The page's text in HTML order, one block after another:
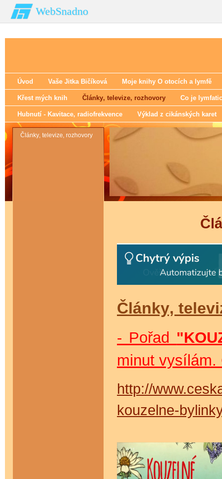
WebSnadno
Úvod Vaše Jitka Bičíková Moje knihy O otocích a lymfě
Křest mých knih Články‚ televize‚ rozhovory Co je
Hubnutí - Kavitace‚ radiofrekvence Výklad z cikánských karet
Články‚ televize‚ rozhovory
Články‚
- Pořad
minut vysílám.
http://
kouzelne-